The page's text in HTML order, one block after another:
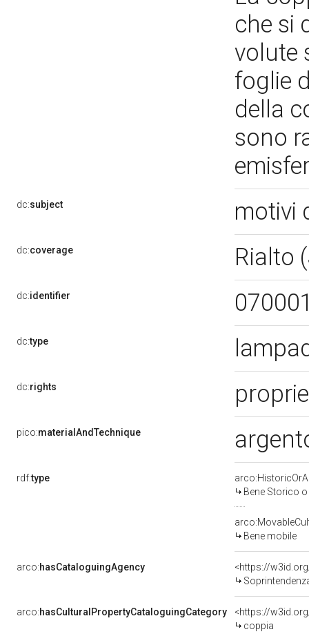
che si
volute
foglie
della
sono
dc:subject motivi
dc:coverage Rialto
dc:identifier
dc:type
dc:rights
pico:materialAndTechnique
rdf:type
Bene Storico
Bene mobile
arco:hasCataloguingAgency
<https://
arco:hasCulturalPropertyCataloguingCategory
<https://
coppia